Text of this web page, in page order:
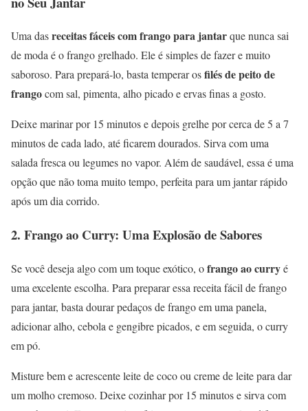
Uma dasreceitas fáceis com frango para jantarque nunca sai
de moda é o frango grelhado. Ele é simples de fazer e muito
saboroso. Para prepará-lo, basta temperar osfilés de peito de
frangocom sal, pimenta, alho picado e ervas finas a gosto.
Deixe marinar por 15 minutos e depois grelhe por cerca de 5 a 7
minutos de cada lado, até ficarem dourados. Sirva com uma
salada fresca ou legumes no vapor. Além de saudável, essa é uma
opção que não toma muito tempo, perfeita para um jantar rápido
após um dia corrido.
2. Frango ao Curry: Uma Explosão de Sabores
Se você deseja algo com um toque exótico, ofrango ao curryé
uma excelente escolha. Para preparar essa receita fácil de frango
para jantar, basta dourar pedaços de frango em uma panela,
adicionar alho, cebola e gengibre picados, e em seguida, o curry
em pó.
Misture bem e acrescente leite de coco ou creme de leite para dar
um molho cremoso. Deixe cozinhar por 15 minutos e sirva com